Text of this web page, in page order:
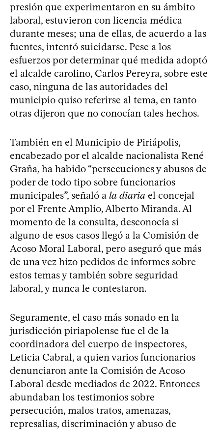
presión que experimentaron en su ámbito
laboral, estuvieron con licencia médica
durante meses; una de ellas, de acuerdo a las
fuentes, intentó suicidarse. Pese a los
esfuerzos por determinar qué medida adoptó
el alcalde carolino, Carlos Pereyra, sobre este
caso, ninguna de las autoridades del
municipio quiso referirse al tema, en tanto
otras dijeron que no conocían tales hechos.
También en el Municipio de Piriápolis,
encabezado por el alcalde nacionalista René
Graña, ha habido “persecuciones y abusos de
poder de todo tipo sobre funcionarios
municipales”, señaló a la diaria el concejal
por el Frente Amplio, Alberto Miranda. Al
momento de la consulta, desconocía si
alguno de esos casos llegó a la Comisión de
Acoso Moral Laboral, pero aseguró que más
de una vez hizo pedidos de informes sobre
estos temas y también sobre seguridad
laboral, y nunca le contestaron.
Seguramente, el caso más sonado en la
jurisdicción piriapolense fue el de la
coordinadora del cuerpo de inspectores,
Leticia Cabral, a quien varios funcionarios
denunciaron ante la Comisión de Acoso
Laboral desde mediados de 2022. Entonces
abundaban los testimonios sobre
persecución, malos tratos, amenazas,
represalias, discriminación y abuso de